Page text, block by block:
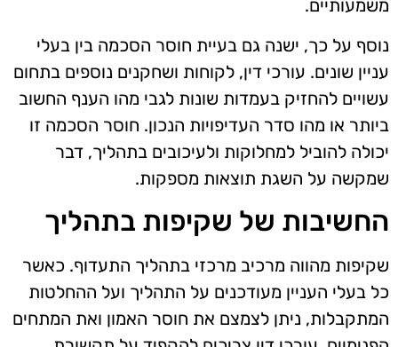
משמעותיים.
נוסף על כך, ישנה גם בעיית חוסר הסכמה בין בעלי
עניין שונים. עורכי דין, לקוחות ושחקנים נוספים בתחום
עשויים להחזיק בעמדות שונות לגבי מהו הענף החשוב
ביותר או מהו סדר העדיפויות הנכון. חוסר הסכמה זו
יכולה להוביל למחלוקות ולעיכובים בתהליך, דבר
שמקשה על השגת תוצאות מספקות.
החשיבות של שקיפות בתהליך
שקיפות מהווה מרכיב מרכזי בתהליך התעדוף. כאשר
כל בעלי העניין מעודכנים על התהליך ועל ההחלטות
המתקבלות, ניתן לצמצם את חוסר האמון ואת המתחים